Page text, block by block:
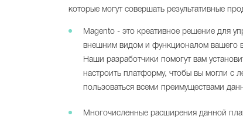
которые могут совершать результативные
Magento - это креативное решение для
внешним видом и функционалом вашего
Наши разработчики помогут вам
настроить платформу, чтобы вы могли с
пользоваться всеми преимуществами
Многочисленные расширения данной